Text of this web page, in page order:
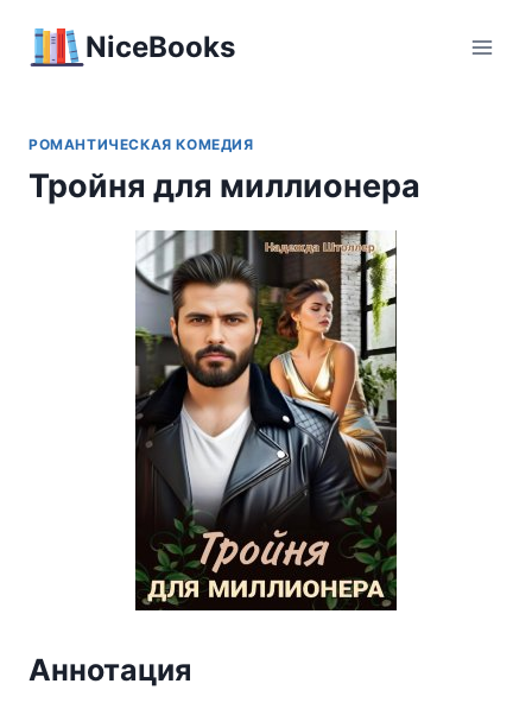
NiceBooks
РОМАНТИЧЕСКАЯ КОМЕДИЯ
Тройня для миллионера
Аннотация